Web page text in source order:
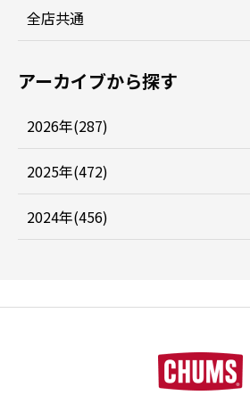
全店共通
アーカイブから探す
2026年(287)
2025年(472)
2024年(456)